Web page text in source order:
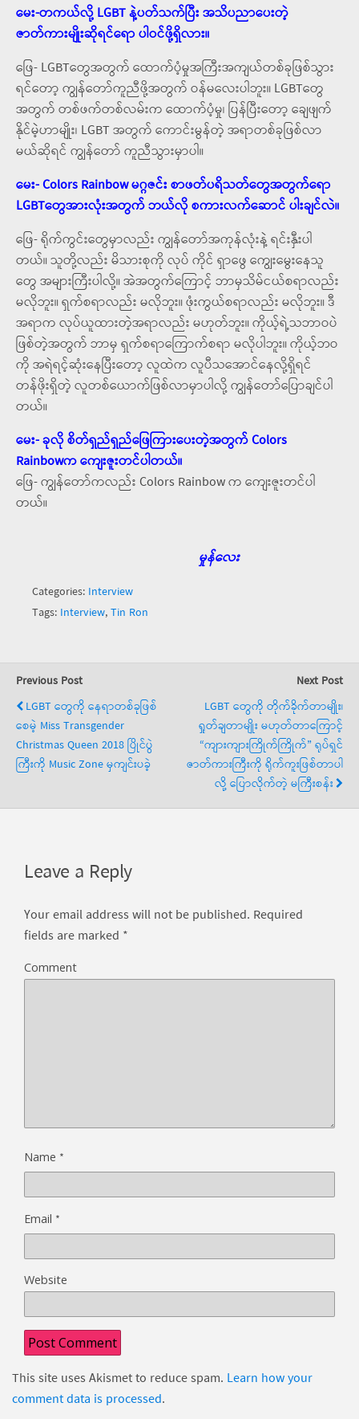
မေး-တကယ်လို့ LGBT နဲ့ပတ်သက်ပြီး အသိပညာပေးတဲ့
ဇာတ်ကားမျိုးဆိုရင်ရော ပါဝင်ဖို့ရှိလား။
ဖြေ- LGBTတွေအတွက် ထောက်ပံ့မှုအကြီးအကျယ်တစ်ခုဖြစ်သွား
ရင်တော့ ကျွန်တော်ကူညီဖို့အတွက် ဝန်မလေးပါဘူး။ LGBTတွေ
အတွက် တစ်ဖက်တစ်လမ်းက ထောက်ပံ့မှု၊ ပြန်ပြီးတော့ ချေဖျက်
နိုင်မဲ့ဟာမျိုး၊ LGBT အတွက် ကောင်းမွန်တဲ့ အရာတစ်ခုဖြစ်လာ
မယ်ဆိုရင် ကျွန်တော် ကူညီသွားမှာပါ။
မေး- Colors Rainbow မဂ္ဂဇင်း စာဖတ်ပရိသတ်တွေအတွက်ရော
LGBTတွေအားလုံးအတွက် ဘယ်လို စကားလက်ဆောင် ပါးချင်လဲ။
ဖြေ- ရိုက်ကွင်းတွေမှာလည်း ကျွန်တော်အကုန်လုံးနဲ့ ရင်းနှီးပါ
တယ်။ သူတို့လည်း မိသားစုကို လုပ် ကိုင် ရှာဖွေ ကျွေးမွေးနေသူ
တွေ အများကြီးပါလို့။ အဲအတွက်ကြောင့် ဘာမှသိမ်ငယ်စရာလည်း
မလိုဘူး။ ရှက်စရာလည်း မလိုဘူး။ ဖုံးကွယ်စရာလည်း မလိုဘူး။ ဒီ
အရာက လုပ်ယူထားတဲ့အရာလည်း မဟုတ်ဘူး။ ကိုယ့်ရဲ့သဘာဝပဲ
ဖြစ်တဲ့အတွက် ဘာမှ ရှက်စရာကြောက်စရာ မလိုပါဘူး။ ကိုယ့်ဘဝ
ကို အရဲရင့်ဆုံးနေပြီးတော့ လူထဲက လူပီသအောင်နေလို့ရှိရင်
တန်ဖိုးရှိတဲ့ လူတစ်ယောက်ဖြစ်လာမှာပါလို့ ကျွန်တော်ပြောချင်ပါ
တယ်။
မေး- ခုလို စိတ်ရှည်ရှည်ဖြေကြားပေးတဲ့အတွက် Colors
Rainbowက ကျေးဇူးတင်ပါတယ်။
ဖြေ- ကျွန်တော်ကလည်း Colors Rainbow က ကျေးဇူးတင်ပါ
တယ်။
မှုန်လေး
Categories: Interview
Tags: Interview,Tin Ron
Previous Post
LGBT တွေကို နေရာတစ်ခုဖြစ်
စေမဲ့ Miss Transgender
Christmas Queen 2018 ပြိုင်ပွဲ
ကြီးကို Music Zone မှကျင်းပခဲ့
Next Post
LGBT တွေကို တိုက်ခိုက်တာမျိုး၊
ရှုတ်ချတာမျိုး မဟုတ်တာကြောင့်
“ကျားကျားကြိုက်ကြိုက်” ရုပ်ရှင်
ဇာတ်ကားကြီးကို ရိုက်ကူးဖြစ်တာပါ
လို့ ပြောလိုက်တဲ့ မကြီးစန်း
Leave a Reply
Your email address will not be published. Required
fields are marked *
Comment
Name *
Email *
Website
This site uses Akismet to reduce spam. Learn how your
comment data is processed.